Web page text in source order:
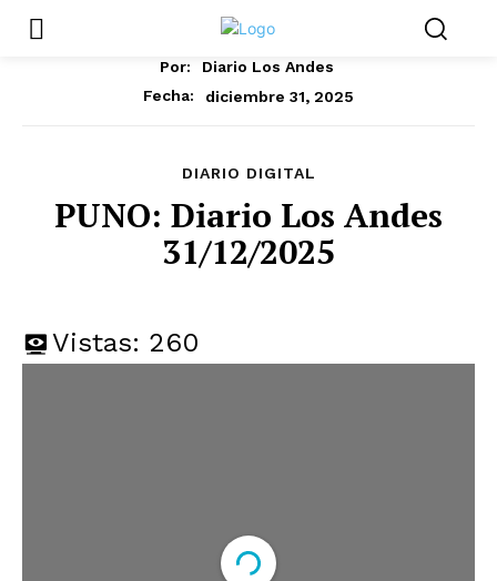
Por:
Diario Los Andes
Fecha:
diciembre 31, 2025
DIARIO DIGITAL
PUNO: Diario Los Andes
31/12/2025
Vistas: 260